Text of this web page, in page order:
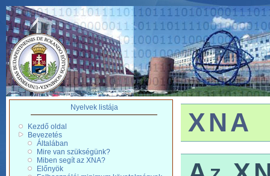
Nyelvek listája
Kezdő oldal
Bevezetés
Általában
Mire van szükségünk?
Miben segít az XNA?
Előnyök
XNA